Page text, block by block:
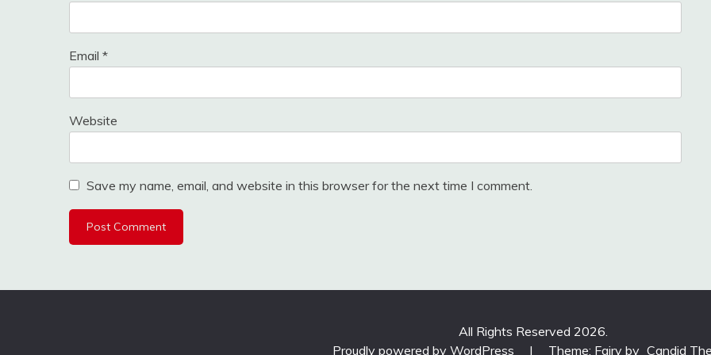
Email *
Website
Save my name, email, and website in this browser for the next time I comment.
All Rights Reserved 2026.
Proudly powered by WordPress
| Theme: Fairy by Candid